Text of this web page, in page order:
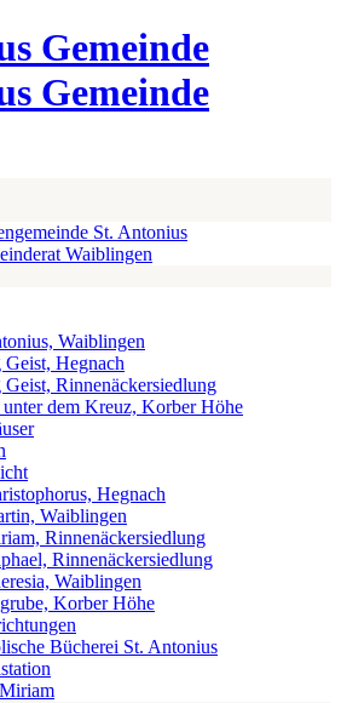
St. Antonius
Waiblingen
Waiblingen
Hegnach
Rinnenäckersiedlung
dem Kreuz, Korber Höhe
Hegnach
Waiblingen
Rinnenäckersiedlung
Rinnenäckersiedlung
Waiblingen
Korber Höhe
Bücherei St. Antonius